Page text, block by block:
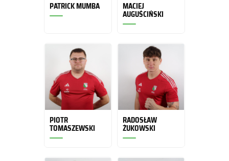
PATRICK MUMBA MACIEJ
AUGUŚCIŃSKI
PIOTR
TOMASZEWSKI
RADOSŁAW
ŻUKOWSKI